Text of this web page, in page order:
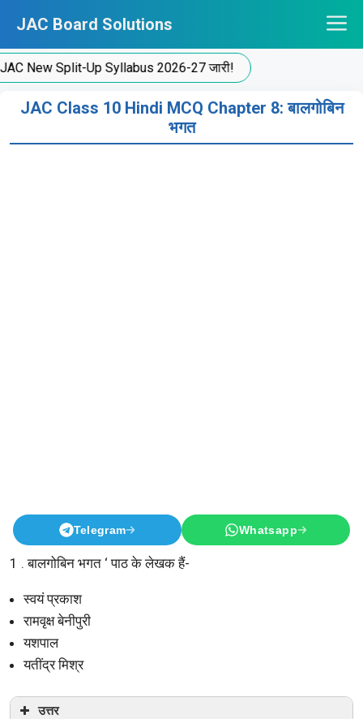
content
JAC Board Solutions
Split-Up Syllabus 2026-27 जारी!
JAC Class 10 Hindi MCQ Chapter 8: बालगोबिन
भगत
Telegram Whatsapp
1 . बालगोबिन भगत ‘ पाठ के लेखक हैं-
स्वयं प्रकाश
रामवृक्ष बेनीपुरी
यशपाल
यतींद्र मिश्र
उत्तर